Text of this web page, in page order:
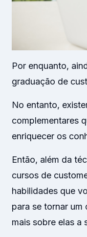
Por enquanto,
graduação de
No entanto,
complementares
enriquecer os
Então, além da
cursos de
habilidades que
para se tornar
mais sobre elas a